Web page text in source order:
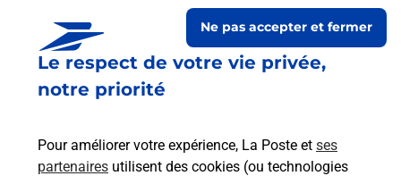
Le respect de votre vie privée,
notre priorité
Pour améliorer votre expérience, La Poste et ses
partenaires utilisent des cookies (ou technologies
Ne pas accepter et fermer